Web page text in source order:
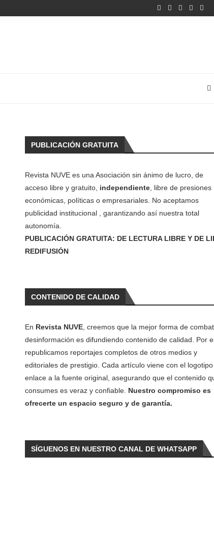
PUBLICACIÓN GRATUITA
Revista NUVE es una Asociación sin ánimo de lucro, de
acceso libre y gratuito, independiente, libre de presiones
económicas, políticas o empresariales. No aceptamos
publicidad institucional , garantizando así nuestra total
autonomía.
PUBLICACIÓN GRATUITA: DE LECTURA LIBRE Y DE
REDIFUSIÓN
CONTENIDO DE CALIDAD
En Revista NUVE, creemos que la mejor forma de
desinformación es difundiendo contenido de calidad. Por
republicamos reportajes completos de otros medios y
editoriales de prestigio. Cada artículo viene con el
enlace a la fuente original, asegurando que el contenido
consumes es veraz y confiable. Nuestro compromiso es
ofrecerte un espacio seguro y de garantía.
SÍGUENOS EN NUESTRO CANAL DE WHATSAPP